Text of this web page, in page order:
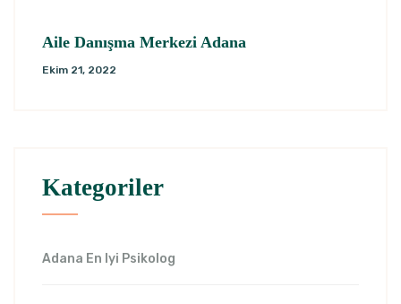
Aile Danışma Merkezi Adana
Ekim 21, 2022
Kategoriler
Adana En Iyi Psikolog